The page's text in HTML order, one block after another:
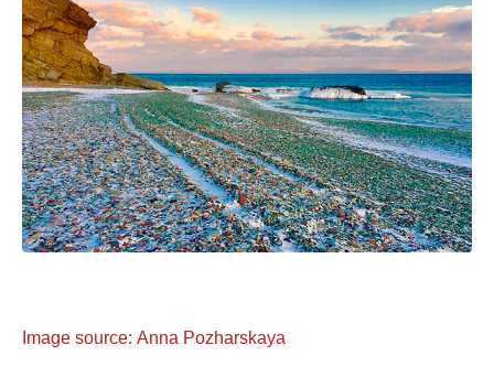
Image source: Anna Pozharskaya